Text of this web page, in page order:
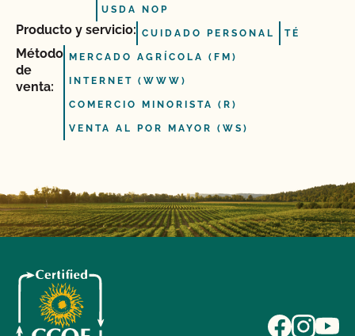
USDA NOP
Producto y servicio: CUIDADO PERSONAL TÉ
Método
de
venta:
MERCADO AGRÍCOLA (FM)
INTERNET (WWW)
COMERCIO MINORISTA (R)
VENTA AL POR MAYOR (WS)